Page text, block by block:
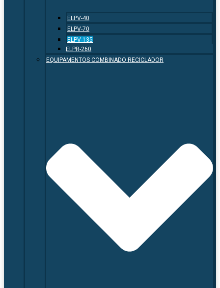
ELPV-40
ELPV-70
ELPV-135
ELPR-260
EQUIPAMENTOS COMBINADO RECICLADOR